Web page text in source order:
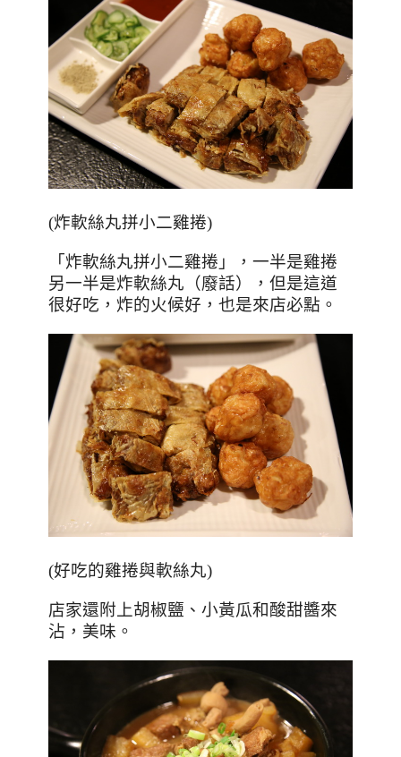
(炸軟絲丸拼小二雞捲)
「炸軟絲丸拼小二雞捲」，一半是雞捲
另一半是炸軟絲丸（廢話），但是這道
很好吃，炸的火候好，也是來店必點。
(好吃的雞捲與軟絲丸)
店家還附上胡椒鹽、小黃瓜和酸甜醬來
沾，美味。